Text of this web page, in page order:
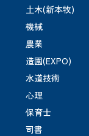
土木(新本牧)
機械
農業
造園(EXPO)
水道技術
心理
保育士
司書